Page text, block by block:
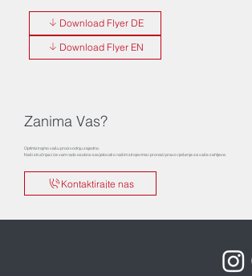
Download Flyer DE
Download Flyer EN
Zanima Vas?
Optimizirajmo vašu proizvodnju zajedno.
Naši stručnjaci će vam rado osobno savjetovati o našim strojevima i pronaći pravo rješenje za vaše zahtjeve.
Kontaktirajte nas